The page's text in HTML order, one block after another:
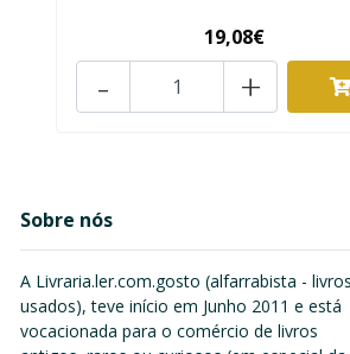
19,08€
+
-
Sobre nós
A Livraria.ler.com.gosto (alfarrabista - livros
usados), teve início em Junho 2011 e está
vocacionada para o comércio de livros